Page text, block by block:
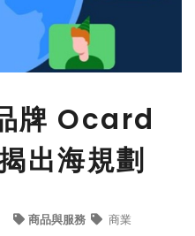
牌 Ocard
出海規劃
商品與服務 商業